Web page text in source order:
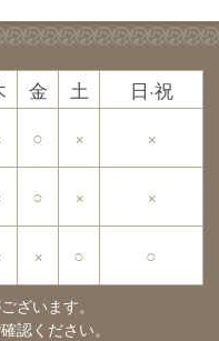
金 土 日·祝
○ × ×
○ × ×
× ○ ○
ざいます。
認ください。